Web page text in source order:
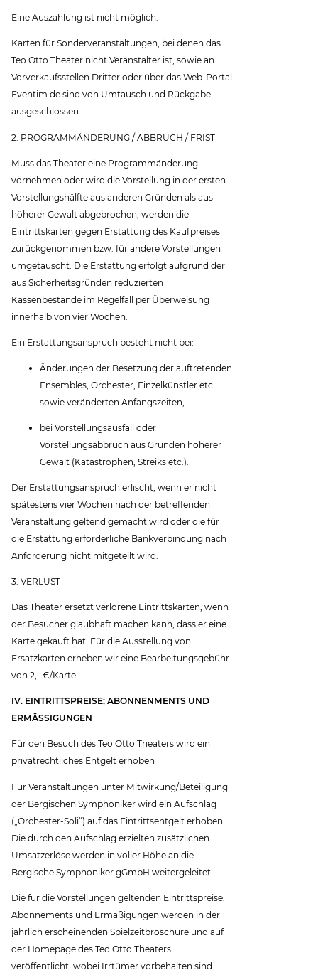
Eine Auszahlung ist nicht möglich.
Karten für Sonderveranstaltungen, bei denen das
Teo Otto Theater nicht Veranstalter ist, sowie an
Vorverkaufsstellen Dritter oder über das Web-Portal
Eventim.de sind von Umtausch und Rückgabe
ausgeschlossen.
2. PROGRAMMÄNDERUNG / ABBRUCH / FRIST
Muss das Theater eine Programmänderung
vornehmen oder wird die Vorstellung in der ersten
Vorstellungshälfte aus anderen Gründen als aus
höherer Gewalt abgebrochen, werden die
Eintrittskarten gegen Erstattung des Kaufpreises
zurückgenommen bzw. für andere Vorstellungen
umgetauscht. Die Erstattung erfolgt aufgrund der
aus Sicherheitsgründen reduzierten
Kassenbestände im Regelfall per Überweisung
innerhalb von vier Wochen.
Ein Erstattungsanspruch besteht nicht bei:
Änderungen der Besetzung der auftretenden
Ensembles, Orchester, Einzelkünstler etc.
sowie veränderten Anfangszeiten,
bei Vorstellungsausfall oder
Vorstellungsabbruch aus Gründen höherer
Gewalt (Katastrophen, Streiks etc.).
Der Erstattungsanspruch erlischt, wenn er nicht
spätestens vier Wochen nach der betreffenden
Veranstaltung geltend gemacht wird oder die für
die Erstattung erforderliche Bankverbindung nach
Anforderung nicht mitgeteilt wird.
3. VERLUST
Das Theater ersetzt verlorene Eintrittskarten, wenn
der Besucher glaubhaft machen kann, dass er eine
Karte gekauft hat. Für die Ausstellung von
Ersatzkarten erheben wir eine Bearbeitungsgebühr
von 2,- €/Karte.
IV. EINTRITTSPREISE; ABONNENMENTS UND
ERMÄSSIGUNGEN
Für den Besuch des Teo Otto Theaters wird ein
privatrechtliches Entgelt erhoben
Für Veranstaltungen unter Mitwirkung/Beteiligung
der Bergischen Symphoniker wird ein Aufschlag
(„Orchester-Soli“) auf das Eintrittsentgelt erhoben.
Die durch den Aufschlag erzielten zusätzlichen
Umsatzerlöse werden in voller Höhe an die
Bergische Symphoniker gGmbH weitergeleitet.
Die für die Vorstellungen geltenden Eintrittspreise,
Abonnements und Ermäßigungen werden in der
jährlich erscheinenden Spielzeitbroschüre und auf
der Homepage des Teo Otto Theaters
veröffentlicht, wobei Irrtümer vorbehalten sind.